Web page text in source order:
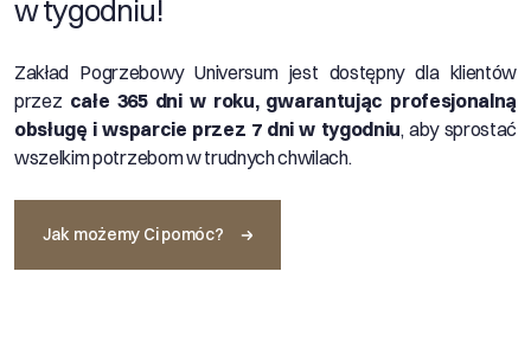
w tygodniu!
Zakład Pogrzebowy Universum jest dostępny dla klientów
przez całe 365 dni w roku, gwarantując profesjonalną
obsługę i wsparcie przez 7 dni w tygodniu, aby sprostać
wszelkim potrzebom w trudnych chwilach.
Jak możemy Ci pomóc?